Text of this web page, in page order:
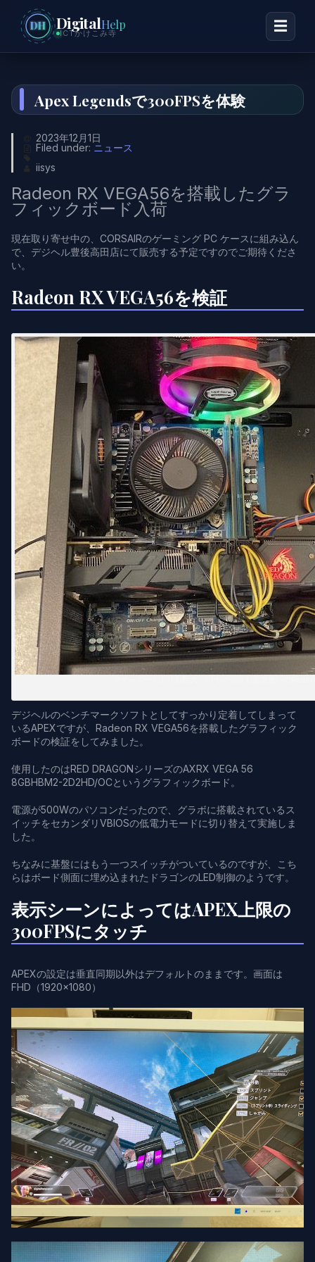
DH DigitalHelp
ICTかけこみ寺 ☰
Apex Legendsで300FPSを体験
2023年12月1日
Filed under: ニュース
iisys
Radeon RX VEGA56を搭載したグラ
フィックボード入荷
現在取り寄せ中の、CORSAIRのゲーミング PC ケースに組み込ん
で、デジヘル豊後高田店にて販売する予定ですのでご期待くださ
い。
Radeon RX VEGA56を検証
デジヘルのベンチマークソフトとしてすっかり定着してしまって
いるAPEXですが、Radeon RX VEGA56を搭載したグラフィック
ボードの検証をしてみました。
使用したのはRED DRAGONシリーズのAXRX VEGA 56
8GBHBM2-2D2HD/OCというグラフィックボード。
電源が500Wのパソコンだったので、グラボに搭載されているス
イッチをセカンダリVBIOSの低電力モードに切り替えて実施しま
した。
ちなみに基盤にはもう一つスイッチがついているのですが、こち
らはボード側面に埋め込まれたドラゴンのLED制御のようです。
表示シーンによってはAPEX上限の
300FPSにタッチ
APEXの設定は垂直同期以外はデフォルトのままです。画面は
FHD（1920×1080）